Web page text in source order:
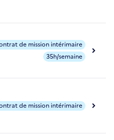
de mission intérimaire
35h/semaine
de mission intérimaire